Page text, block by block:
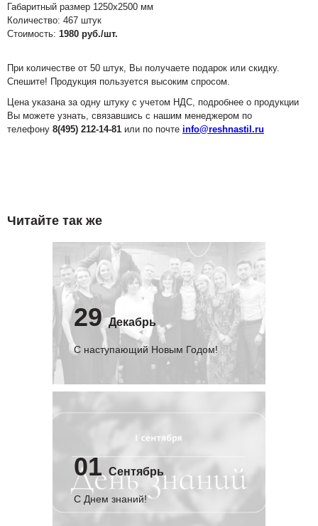
Габаритный размер 1250х2500 мм
Количество: 467 штук
Стоимость: 1980 руб./шт.
При количестве от 50 штук, Вы получаете подарок или скидку.
Спешите! Продукция пользуется высоким спросом.
Цена указана за одну штуку с учетом НДС, подробнее о продукции
Вы можете узнать, связавшись с нашим менеджером по
телефону 8(495) 212-14-81 или по почте info@reshnastil.ru
Читайте так же
29 Декабрь
С наступающий Новым Годом!
01 Сентябрь
C Днем знаний!